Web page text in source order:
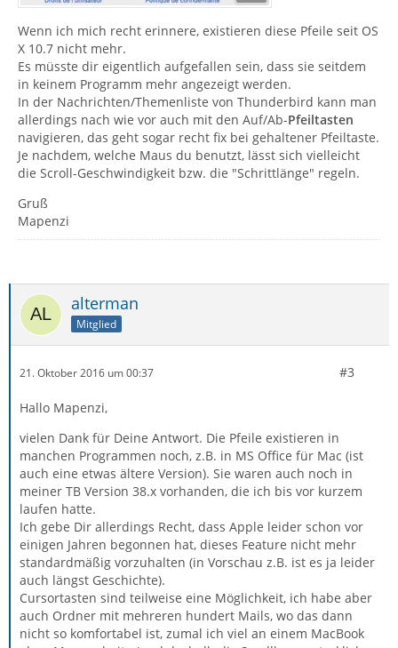
Wenn ich mich recht erinnere, existieren diese Pfeile seit OS
X 10.7 nicht mehr.
Es müsste dir eigentlich aufgefallen sein, dass sie seitdem
in keinem Programm mehr angezeigt werden.
In der Nachrichten/Themenliste von Thunderbird kann man
allerdings nach wie vor auch mit den Auf/Ab-Pfeiltasten
navigieren, das geht sogar recht fix bei gehaltener Pfeiltaste.
Je nachdem, welche Maus du benutzt, lässt sich vielleicht
die Scroll-Geschwindigkeit bzw. die "Schrittlänge" regeln.
Gruß
Mapenzi
alterman
Mitglied
21. Oktober 2016 um 00:37 #3
Hallo Mapenzi,
vielen Dank für Deine Antwort. Die Pfeile existieren in
manchen Programmen noch, z.B. in MS Office für Mac (ist
auch eine etwas ältere Version). Sie waren auch noch in
meiner TB Version 38.x vorhanden, die ich bis vor kurzem
laufen hatte.
Ich gebe Dir allerdings Recht, dass Apple leider schon vor
einigen Jahren begonnen hat, dieses Feature nicht mehr
standardmäßig vorzuhalten (in Vorschau z.B. ist es ja leider
auch längst Geschichte).
Cursortasten sind teilweise eine Möglichkeit, ich habe aber
auch Ordner mit mehreren hundert Mails, wo das dann
nicht so komfortabel ist, zumal ich viel an einem MacBook